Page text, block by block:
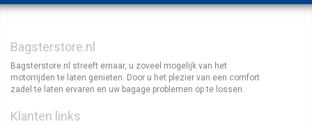
Bagsterstore.nl
Bagsterstore.nl streeft ernaar, u zoveel mogelijk van het
motorrijden te laten genieten. Door u het plezier van een comfort
zadel te laten ervaren en uw bagage problemen op te lossen.
Klanten links